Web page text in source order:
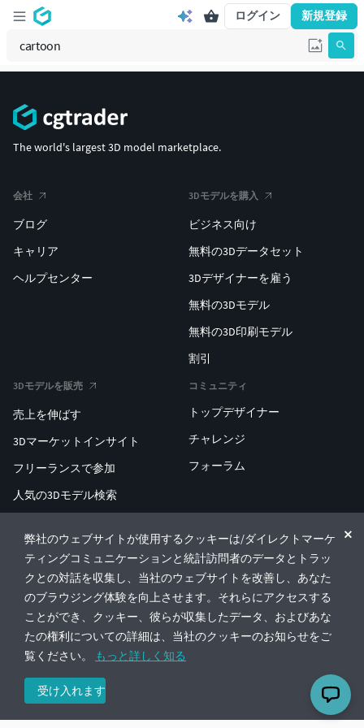
ログイン 新規登録
弊社のウェブサイトが使用するクッキーは/ダイレクトマーケ
ティングコミュニケーションと統計訪問者のデータとトラッ
クとの対話を収集し、当社のウェブサイトを改善し、あなた
のブラウジング体験を向上させます。それらにアクセスする
ことができ、クッキー、彼らが収集したデータ、およびあな
たの権利についての詳細は、当社のクッキーのお知らせをご
覧ください。
もっと詳しく知る
受け入れます
The world's largest 3D model marketplace.
会社
ブログ
キャリア
ヘルプセンター
3Dモデルを購入
ビジネス向け
無料の3Dデータセット
3Dデザイナーを雇う
無料の3Dモデル
無料の3D印刷モデル
割引
3Dモデルを販売
売上を伸ばす
3Dマーケットインサイト
フリーランスで参加
人気の3Dモデル検索
コミュニティ
トップデザイナー
チャレンジ
フォーラム
ENTERPRISE 3D AT SCALE
© CGTrader 2011-2026
UAB CGTrader, Antakalnio st. 17, Vilnius, Lithuania
利用規約プライバシー🇯🇵 日本語